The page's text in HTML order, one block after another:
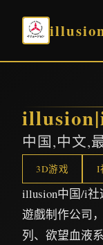
中国,中文,
3D游戏 I
illusion中国/i
遊戲制作公司
列、欲望血液